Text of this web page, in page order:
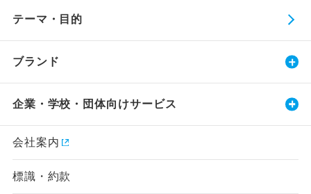
テーマ・目的
ブランド
企業・学校・団体向けサービス
会社案内
標識・約款